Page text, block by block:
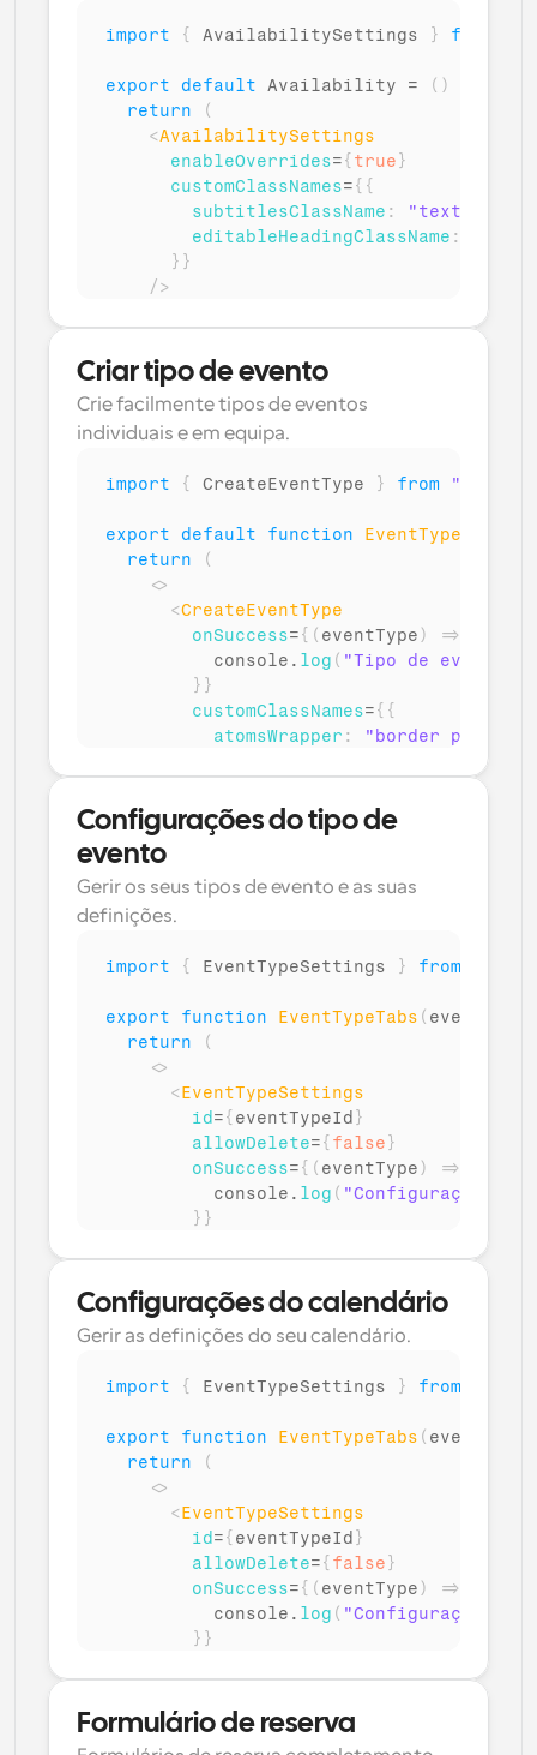
import { AvailabilitySettings } from
export default Availability = ( )
return
(
<AvailabilitySettings
enableOverrides={ true }
customClassNames={ {
subtitlesClassName :
"texto-
editableHeadingClassName :
} }
/>
Criar tipo de evento
Crie facilmente tipos de eventos
individuais e em equipa.
import { CreateEventType } from
export default function EventType
return
(
<>
<CreateEventType
onSuccess={ ( eventType ) =>
console . log ( "Tipo de evento
} }
customClassNames={ {
atomsWrapper :
"border p-6
"bg-green-
/>
</
)
}
Configurações do tipo de
evento
Gerir os seus tipos de evento e as suas
definições.
import { EventTypeSettings } from
export function EventTypeTabs (
return
(
<>
<EventTypeSettings
id={ eventTypeId }
allowDelete={ false }
onSuccess={ ( eventType ) =>
console . log ( "Configurações
} }
);
Configurações do calendário
Gerir as definições do seu calendário.
import { EventTypeSettings } from
export function EventTypeTabs (
return
(
<>
<EventTypeSettings
id={ eventTypeId }
allowDelete={ false }
onSuccess={ ( eventType ) =>
console . log ( "Configurações
} }
);
Formulário de reserva